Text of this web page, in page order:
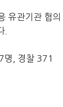
유관기관 협의
.
명, 경찰 371